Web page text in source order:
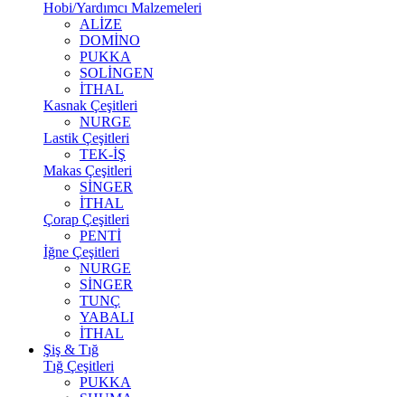
Hobi/Yardımcı Malzemeleri
ALİZE
DOMİNO
PUKKA
SOLİNGEN
İTHAL
Kasnak Çeşitleri
NURGE
Lastik Çeşitleri
TEK-İŞ
Makas Çeşitleri
SİNGER
İTHAL
Çorap Çeşitleri
PENTİ
İğne Çeşitleri
NURGE
SİNGER
TUNÇ
YABALI
İTHAL
Şiş & Tığ
Tığ Çeşitleri
PUKKA